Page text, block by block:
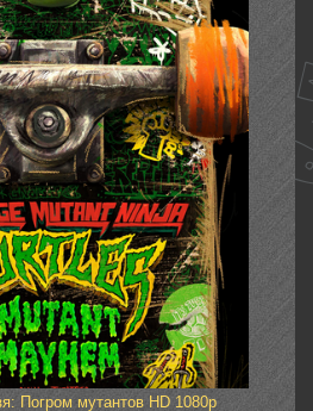
Погром мутантов HD 1080p